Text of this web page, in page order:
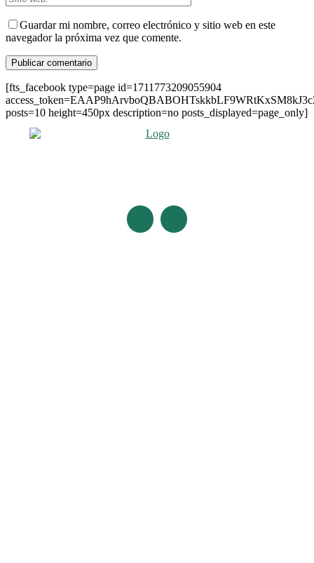
Guardar mi nombre, correo electrónico y sitio web en este
navegador la próxima vez que comente.
[fts_facebook type=page id=1711773209055904
posts=10 height=450px description=no posts_displayed=page_only]